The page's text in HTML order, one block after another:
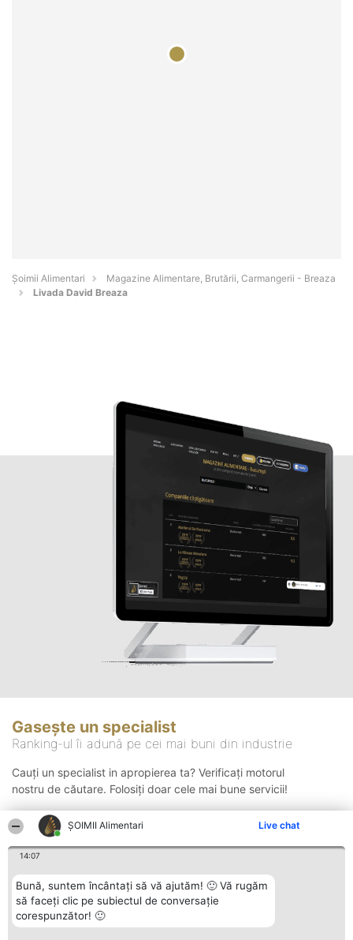
ŞOIMII Alimentari Live chat
14:07
Bună, suntem încântați să vă ajutăm! 🙂 Vă rugăm
să faceți clic pe subiectul de conversație
corespunzător! 🙂
Şoimii Alimentari
Magazine Alimentare, Brutării, Carmangerii - Breaza
Livada David Breaza
Gasește un specialist
Ranking-ul îi adună pe cei mai buni din industrie
Cauți un specialist in apropierea ta? Verificați motorul
nostru de căutare. Folosiți doar cele mai bune servicii!